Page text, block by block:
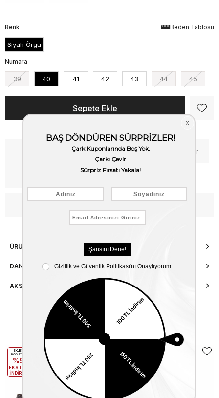
Beden Tablosu
Renk
Siyah Örgü
Numara
39 40 41 42 43 44 45
Fiyat Düşünce Haber Ver
ÜRÜN ÖZELLIKLERI
DANIŞMA HATTI
AKSESUAR ONARIMI
Benzer Ürünler
EKLE5
KODUYLA
%5
EKSTRA
İNDİRİM
KODUYLA
%5
EKSTRA